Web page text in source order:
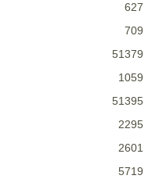
627
709
51379
1059
51395
2295
2601
5719